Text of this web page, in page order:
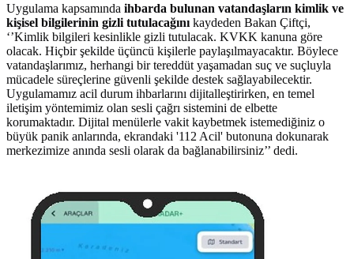
Uygulama kapsamında ihbarda bulunan vatandaşların kimlik ve
kişisel bilgilerinin gizli tutulacağını kaydeden Bakan Çiftçi,
‘’Kimlik bilgileri kesinlikle gizli tutulacak. KVKK kanuna göre
olacak. Hiçbir şekilde üçüncü kişilerle paylaşılmayacaktır. Böylece
vatandaşlarımız, herhangi bir tereddüt yaşamadan suç ve suçluyla
mücadele süreçlerine güvenli şekilde destek sağlayabilecektir.
Uygulamamız acil durum ihbarlarını dijitalleştirirken, en temel
iletişim yöntemimiz olan sesli çağrı sistemini de elbette
korumaktadır. Dijital menülerle vakit kaybetmek istemediğiniz o
büyük panik anlarında, ekrandaki '112 Acil' butonuna dokunarak
merkezimize anında sesli olarak da bağlanabilirsiniz’’ dedi.